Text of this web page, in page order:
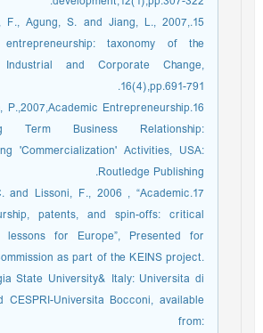
F., Agung, S. and Jiang, L., 2007,
entrepreneurship: taxonomy of the
Industrial and Corporate Change,
16(4),pp.691-791.
P.,2007,Academic Entrepreneurship
Term Business Relationship:
'Commercialization' Activities, USA:
Routledge Publishing.
C. and Lissoni, F., 2006 , “Academic
patents, and spin-offs: critical
lessons for Europe”, Presented for
as part of the KEINS project.
State University& Italy: Universita di
CESPRI-Universita Bocconi, available
from: